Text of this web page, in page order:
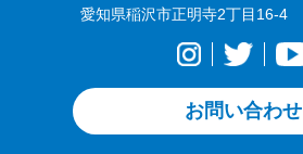
愛知県稲沢市正明寺2丁目16-4
お問い合わせ